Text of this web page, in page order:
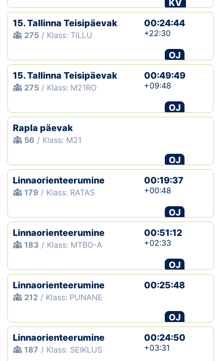
KV
15. Tallinna Teisipäevak
275 / Klass: TILLU
00:24:44
+22:30
OJ
15. Tallinna Teisipäevak
275 / Klass: M21RO
00:49:49
+09:48
OJ
Rapla päevak
56 / Klass: M21
OJ
Linnaorienteerumine
179 / Klass: RATAS
00:19:37
+00:48
OJ
Linnaorienteerumine
183 / Klass: MTBO-A
00:51:12
+02:33
OJ
Linnaorienteerumine
212 / Klass: PUNANE
00:25:48
OJ
Linnaorienteerumine
187 / Klass: SEIKLUS
00:24:50
+03:31